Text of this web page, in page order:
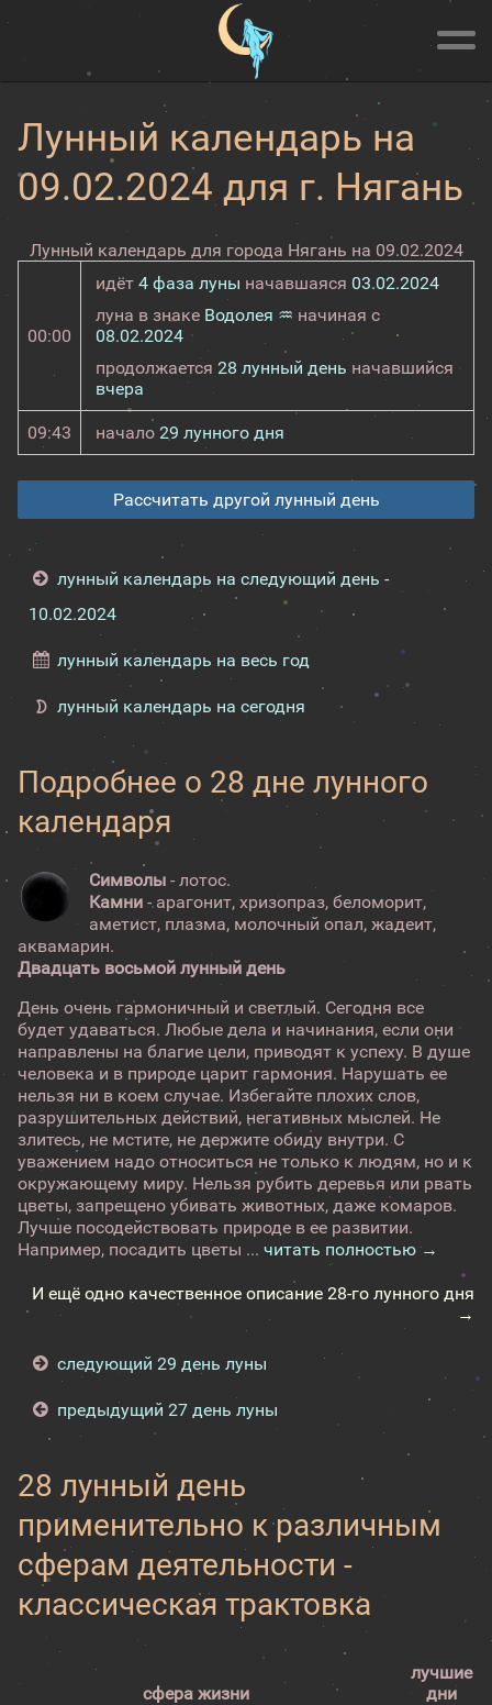
Лунный календарь на
09.02.2024 для г. Нягань
Лунный календарь для города Нягань на 09.02.2024
00:00
идёт 4 фаза луны начавшаяся 03.02.2024
луна в знаке Водолея ♒ начиная с
08.02.2024
продолжается 28 лунный день начавшийся
вчера
09:43 начало 29 лунного дня
Рассчитать другой лунный день
лунный календарь на следующий день -
10.02.2024
лунный календарь на весь год
лунный календарь на сегодня
Подробнее о 28 дне лунного
календаря
Символы - лотос.
Камни - арагонит, хризопраз, беломорит,
аметист, плазма, молочный опал, жадеит,
аквамарин.
Двадцать восьмой лунный день
День очень гармоничный и светлый. Сегодня все
будет удаваться. Любые дела и начинания, если они
направлены на благие цели, приводят к успеху. В душе
человека и в природе царит гармония. Нарушать ее
нельзя ни в коем случае. Избегайте плохих слов,
разрушительных действий, негативных мыслей. Не
злитесь, не мстите, не держите обиду внутри. С
уважением надо относиться не только к людям, но и к
окружающему миру. Нельзя рубить деревья или рвать
цветы, запрещено убивать животных, даже комаров.
Лучше посодействовать природе в ее развитии.
Например, посадить цветы ... читать полностью →
И ещё одно качественное описание 28-го лунного дня
→
следующий 29 день луны
предыдущий 27 день луны
28 лунный день
применительно к различным
сферам деятельности -
классическая трактовка
сфера жизни
лучшие
дни